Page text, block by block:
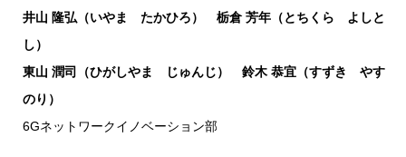
井山 隆弘（いやま たかひろ） 栃倉 芳年（とちくら よしと
し）
東山 潤司（ひがしやま じゅんじ） 鈴木 恭宜（すずき やす
のり）
6Gネットワークイノベーション部